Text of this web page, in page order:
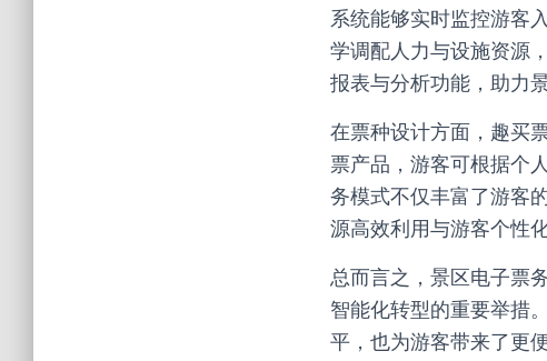
系统能够实时监控游客
学调配人力与设施资源
报表与分析功能，助力
在票种设计方面，趣买
票产品，游客可根据个
务模式不仅丰富了游客
源高效利用与游客个性
总而言之，景区电子票
智能化转型的重要举措
平，也为游客带来了更